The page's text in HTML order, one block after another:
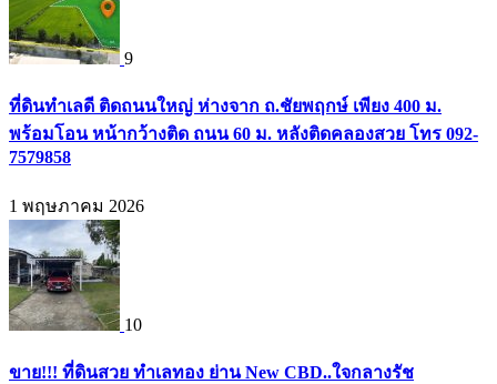
9
ที่ดินทำเลดี ติดถนนใหญ่ ห่างจาก ถ.ชัยพฤกษ์ เพียง 400 ม.
พร้อมโอน หน้ากว้างติด ถนน 60 ม. หลังติดคลองสวย โทร 092-
7579858
1 พฤษภาคม 2026
10
ขาย!!! ที่ดินสวย ทำเลทอง ย่าน New CBD..ใจกลางรัช